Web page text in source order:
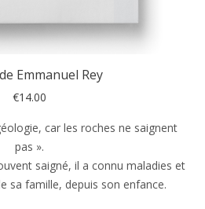
Emmanuel Rey
€14.00
car les roches ne saignent
pas ».
saigné, il a connu maladies et
sa famille, depuis son enfance.